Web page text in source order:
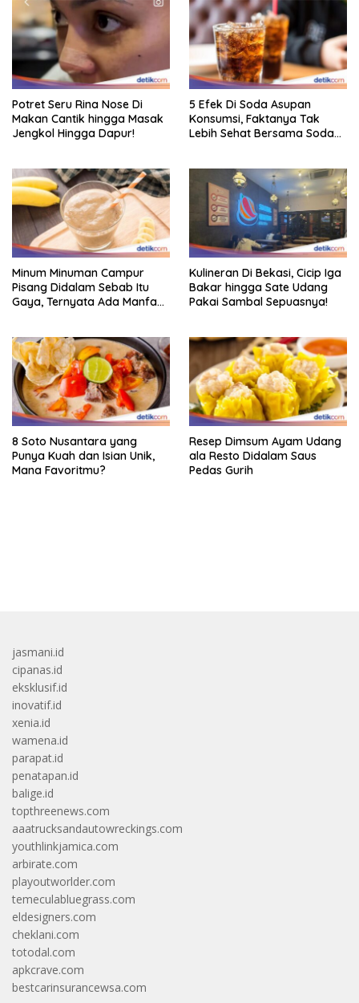
Potret Seru Rina Nose Di
Makan Cantik hingga Masak
Jengkol Hingga Dapur!
5 Efek Di Soda Asupan
Konsumsi, Faktanya Tak
Lebih Sehat Bersama Soda
Minum Minuman Campur
Pisang Didalam Sebab Itu
Gaya, Ternyata Ada Manfaat
Kulineran Di Bekasi, Cicip Iga
Bakar hingga Sate Udang
Pakai Sambal Sepuasnya!
8 Soto Nusantara yang
Punya Kuah dan Isian Unik,
Mana Favoritmu?
Resep Dimsum Ayam Udang
ala Resto Didalam Saus
Pedas Gurih
jasmani.id
cipanas.id
eksklusif.id
inovatif.id
xenia.id
wamena.id
parapat.id
penatapan.id
balige.id
topthreenews.com
aaatrucksandautowreckings.com
youthlinkjamica.com
arbirate.com
playoutworlder.com
temeculabluegrass.com
eldesigners.com
cheklani.com
totodal.com
apkcrave.com
bestcarinsurancewsa.com